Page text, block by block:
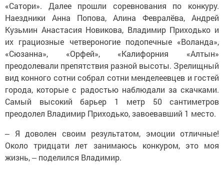
«Сатори». Далее прошли соревнования по конкуру.
Наездники Анна Попова, Алина Февралёва, Андрей
Кузьмин Анастасия Новикова, Владимир Приходько и
их грациозные четвероногие подопечные «Воланда»,
«Сюзанна», «Орфей», «Калифорния «Алтын»
преодолевали препятствия разной высоты. Зрелищный
вид конного сотни собрал сотни менделеевцев и гостей
города, которые с радостью наблюдали за скачками.
Самый высокий барьер 1 метр 50 сантиметров
преодолел Владимир Приходько, завоевавший 1 место.
‒ Я доволен своим результатом, эмоции отличные!
Около тридцати лет занимаюсь конкуром, это моя
жизнь, ‒ поделился Владимир.